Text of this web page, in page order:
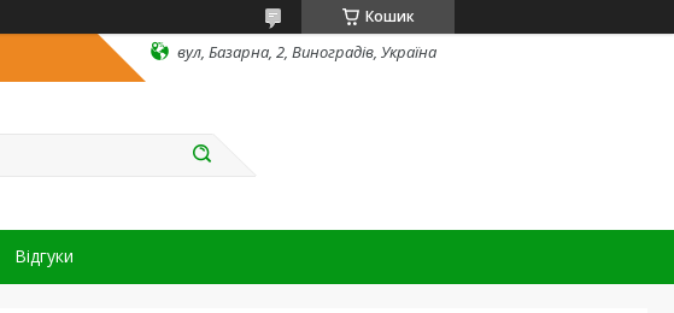
Кошик
вул, Базарна, 2, Виноградів, Україна
Відгуки